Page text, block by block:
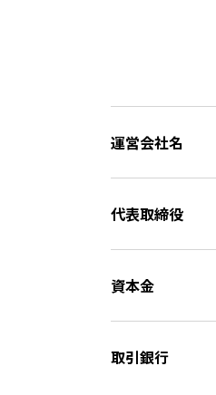
運営会社名
代表取締役
資本金
取引銀行